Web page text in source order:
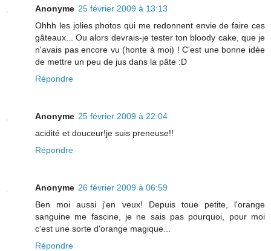
Anonyme 25 février 2009 à 13:13
Ohhh les jolies photos qui me redonnent envie de faire ces
gâteaux... Ou alors devrais-je tester ton bloody cake, que je
n'avais pas encore vu (honte à moi) ! C'est une bonne idée
de mettre un peu de jus dans la pâte :D
Répondre
Anonyme 25 février 2009 à 22:04
acidité et douceur!je suis preneuse!!
Répondre
Anonyme 26 février 2009 à 06:59
Ben moi aussi j'en veux! Depuis toue petite, l'orange
sanguine me fascine, je ne sais pas pourquoi, pour moi
c'est une sorte d'orange magique...
Répondre